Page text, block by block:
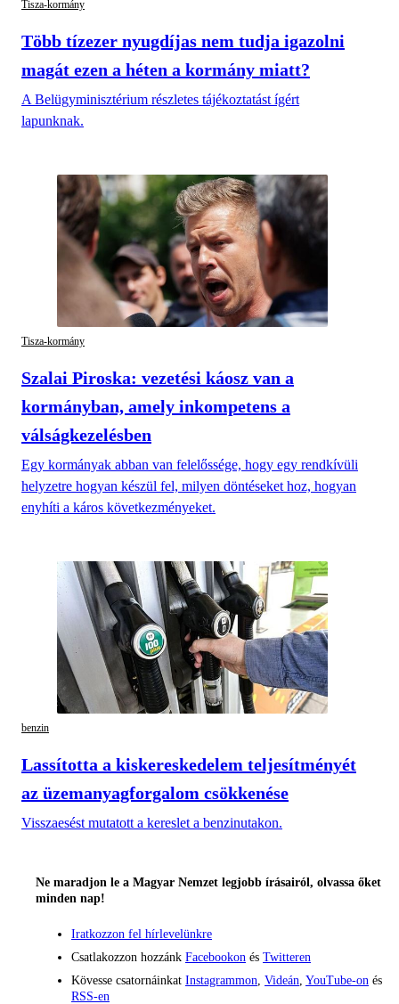
Tisza-kormány
Több tízezer nyugdíjas nem tudja igazolni
magát ezen a héten a kormány miatt?
A Belügyminisztérium részletes tájékoztatást ígért
lapunknak.
Tisza-kormány
Szalai Piroska: vezetési káosz van a
kormányban, amely inkompetens a
válságkezelésben
Egy kormányak abban van felelőssége, hogy egy rendkívüli
helyzetre hogyan készül fel, milyen döntéseket hoz, hogyan
enyhíti a káros következményeket.
benzin
Lassította a kiskereskedelem teljesítményét
az üzemanyagforgalom csökkenése
Visszaesést mutatott a kereslet a benzinutakon.
Ne maradjon le a Magyar Nemzet legjobb írásairól, olvassa őket
minden nap!
Iratkozzon fel hírlevelünkre
Csatlakozzon hozzánk Facebookon és Twitteren
Kövesse csatornáinkat Instagrammon Videán YouTube-on és
RSS-en